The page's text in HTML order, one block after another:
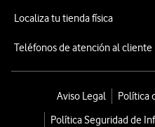
Localiza tu tienda física
Teléfonos de atención al cliente
Aviso Legal
Política
Política Seguridad de